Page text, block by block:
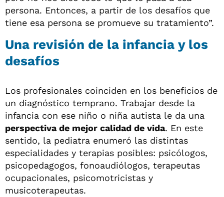
persona. Entonces, a partir de los desafíos que
tiene esa persona se promueve su tratamiento”.
Una revisión de la infancia y los
desafíos
Los profesionales coinciden en los beneficios de
un diagnóstico temprano. Trabajar desde la
infancia con ese niño o niña autista le da una
perspectiva de mejor calidad de vida. En este
sentido, la pediatra enumeró las distintas
especialidades y terapias posibles: psicólogos,
psicopedagogos, fonoaudiólogos, terapeutas
ocupacionales, psicomotricistas y
musicoterapeutas.